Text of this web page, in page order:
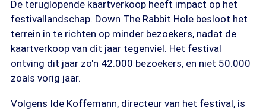
De teruglopende kaartverkoop heeft impact op het
festivallandschap. Down The Rabbit Hole besloot het
terrein in te richten op minder bezoekers, nadat de
kaartverkoop van dit jaar tegenviel. Het festival
ontving dit jaar zo'n 42.000 bezoekers, en niet 50.000
zoals vorig jaar.
Volgens Ide Koffemann, directeur van het festival, is